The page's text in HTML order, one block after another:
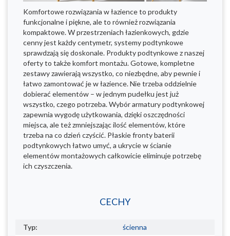
Komfortowe rozwiązania w łazience to produkty
funkcjonalne i piękne, ale to również rozwiązania
kompaktowe. W przestrzeniach łazienkowych, gdzie
cenny jest każdy centymetr, systemy podtynkowe
sprawdzają się doskonale. Produkty podtynkowe z naszej
oferty to także komfort montażu. Gotowe, kompletne
zestawy zawierają wszystko, co niezbędne, aby pewnie i
łatwo zamontować je w łazience. Nie trzeba oddzielnie
dobierać elementów – w jednym pudełku jest już
wszystko, czego potrzeba. Wybór armatury podtynkowej
zapewnia wygodę użytkowania, dzięki oszczędności
miejsca, ale też zmniejszając ilość elementów, które
trzeba na co dzień czyścić. Płaskie fronty baterii
podtynkowych łatwo umyć, a ukrycie w ścianie
elementów montażowych całkowicie eliminuje potrzebę
ich czyszczenia.
CECHY
Typ:
ścienna